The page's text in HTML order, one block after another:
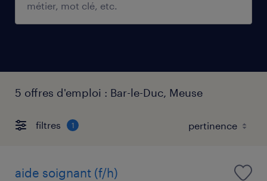
5 offres d'emploi : Bar-le-Duc, Meuse
filtres 1
aide soignant (f/h)